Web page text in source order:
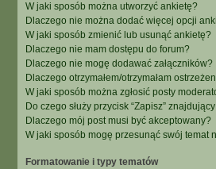
W jaki sposób można utworzyć ankietę?
Dlaczego nie można dodać więcej opcji
W jaki sposób zmienić lub usunąć ankietę?
Dlaczego nie mam dostępu do forum?
Dlaczego nie mogę dodawać załączników?
Dlaczego otrzymałem/otrzymałam
W jaki sposób można zgłosić posty
Do czego służy przycisk “Zapisz”
Dlaczego mój post musi być akceptowany?
W jaki sposób mogę przesunąć swój temat
Formatowanie i typy tematów